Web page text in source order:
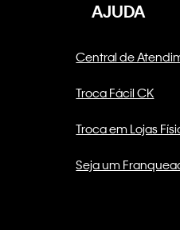
AJUDA
Central de
Troca Fácil CK
Troca em Lojas
Seja um